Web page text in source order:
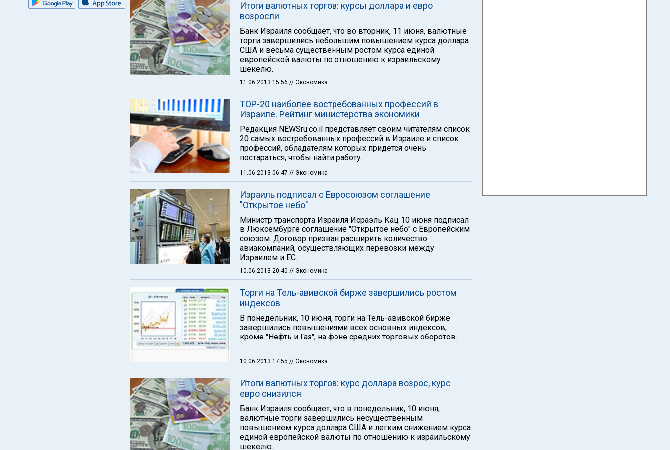
Итоги валютных торгов: курсы доллара и евро
возросли
Банк Израиля сообщает, что во вторник, 11 июня, валютные
торги завершились небольшим повышением курса доллара
США и весьма существенным ростом курса единой
европейской валюты по отношению к израильскому
шекелю.
11.06.2013 15:56 // Экономика
TOP-20 наиболее востребованных профессий в
Израиле. Рейтинг министерства экономики
Редакция NEWSru.co.il представляет своим читателям список
20 самых востребованных профессий в Израиле и список
профессий, обладателям которых придется очень
постараться, чтобы найти работу.
11.06.2013 06:47 // Экономика
Израиль подписал с Евросоюзом соглашение
"Открытое небо"
Министр транспорта Израиля Исраэль Кац 10 июня подписал
в Люксембурге соглашение "Открытое небо" с Европейским
союзом. Договор призван расширить количество
авиакомпаний, осуществляющих перевозки между
Израилем и ЕС.
10.06.2013 20:40 // Экономика
Торги на Тель-авивской бирже завершились ростом
индексов
В понедельник, 10 июня, торги на Тель-авивской бирже
завершились повышениями всех основных индексов,
кроме "Нефть и Газ", на фоне средних торговых оборотов.
10.06.2013 17:55 // Экономика
Итоги валютных торгов: курс доллара возрос, курс
евро снизился
Банк Израиля сообщает, что в понедельник, 10 июня,
валютные торги завершились несущественным
повышением курса доллара США и легким снижением курса
единой европейской валюты по отношению к израильскому
шекелю.